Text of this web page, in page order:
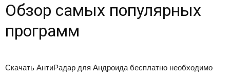
Обзор самых популярных
программ
Скачать АнтиРадар для Андроида бесплатно необходимо